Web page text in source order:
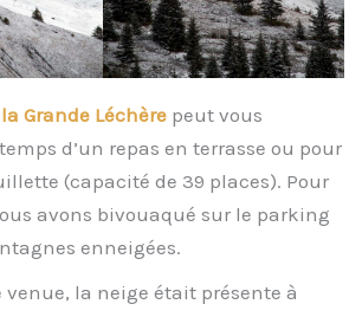
Grande Léchère peut vous
d’un repas en terrasse ou pour
(capacité de 39 places). Pour
avons bivouaqué sur le parking
enneigées.
venue, la neige était présente à